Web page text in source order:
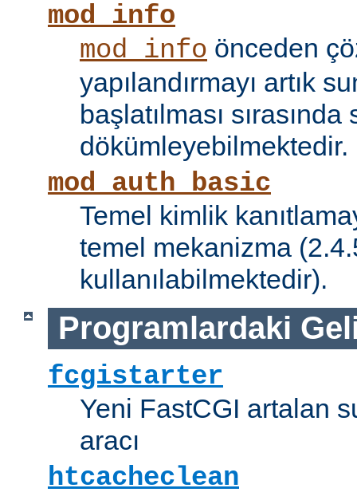
mod_info
mod_info önceden
yapılandırmayı artık
başlatılması sırasında
dökümleyebilmektedir.
mod_auth_basic
Temel kimlik
temel mekanizma
kullanılabilmektedir).
Programlardaki
fcgistarter
Yeni FastCGI artalan
aracı
htcacheclean